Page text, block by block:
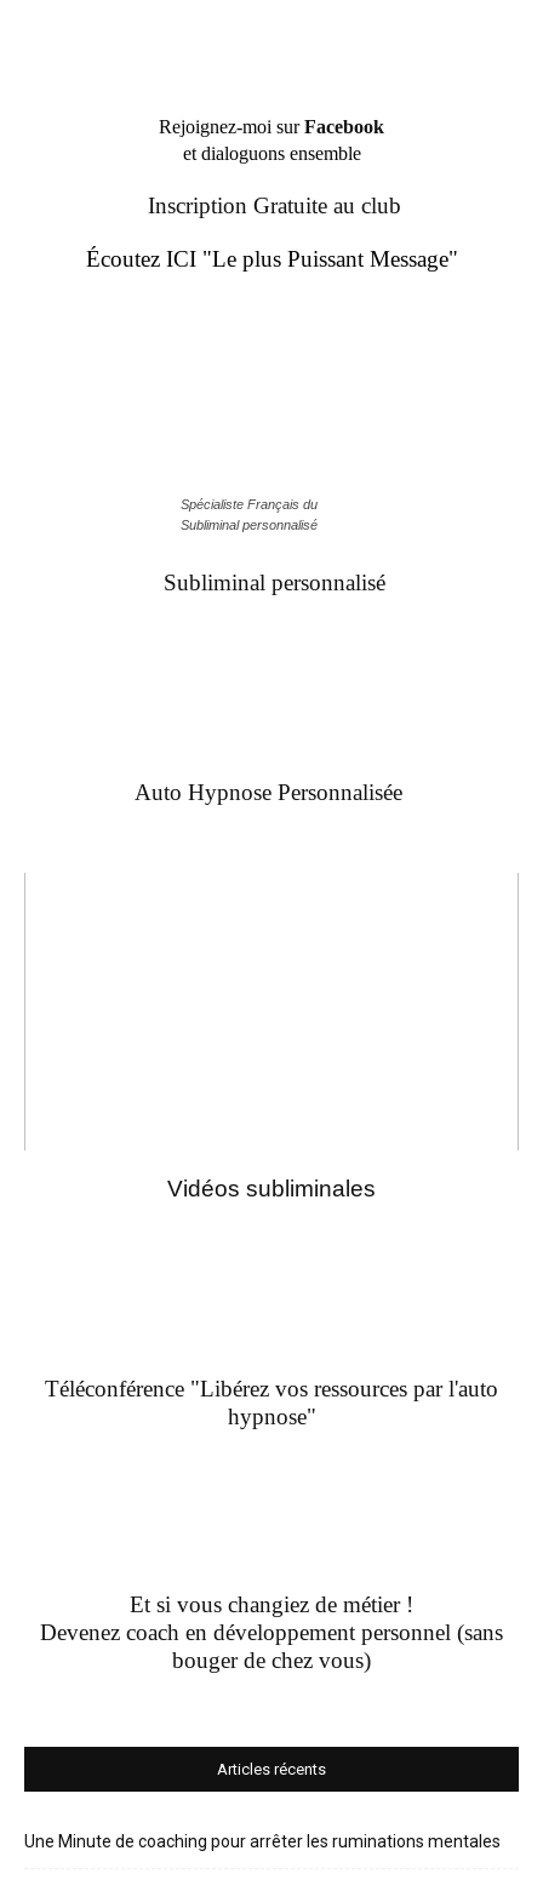
Rejoignez-moi surFacebook
et dialoguons ensemble
Inscription Gratuite au club
Écoutez ICI "Le plus Puissant Message"
Spécialiste Français du
Subliminal personnalisé
Subliminal personnalisé
Auto Hypnose Personnalisée
Vidéos subliminales
Téléconférence "Libérez vos ressources par l'auto
hypnose"
Et si vous changiez de métier !
Devenez coach en développement personnel (sans
bouger de chez vous)
Articles récents
Une Minute de coaching pour arrêter les ruminations mentales